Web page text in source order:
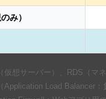
み）
仮想サーバー）、RDS（マ
Application Load Balancer：